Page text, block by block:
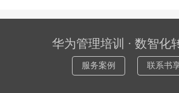
华为管理培训 · 数智化
服务案例 联系书